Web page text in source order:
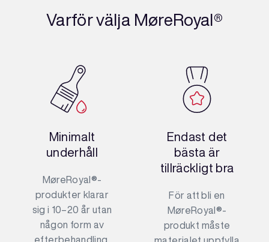
Varför välja MøreRoyal®
Minimalt
underhåll
MøreRoyal®-
produkter klarar
sig i 10–20 år utan
någon form av
efterbehandling.
Endast det
bästa är
tillräckligt bra
För att bli en
MøreRoyal®-
produkt måste
materialet uppfylla